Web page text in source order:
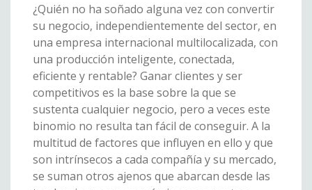
¿Quién no ha soñado alguna vez con convertir
su negocio, independientemente del sector, en
una empresa internacional multilocalizada, con
una producción inteligente, conectada,
eficiente y rentable? Ganar clientes y ser
competitivos es la base sobre la que se
sustenta cualquier negocio, pero a veces este
binomio no resulta tan fácil de conseguir. A la
multitud de factores que influyen en ello y que
son intrínsecos a cada compañía y su mercado,
se suman otros ajenos que abarcan desde las